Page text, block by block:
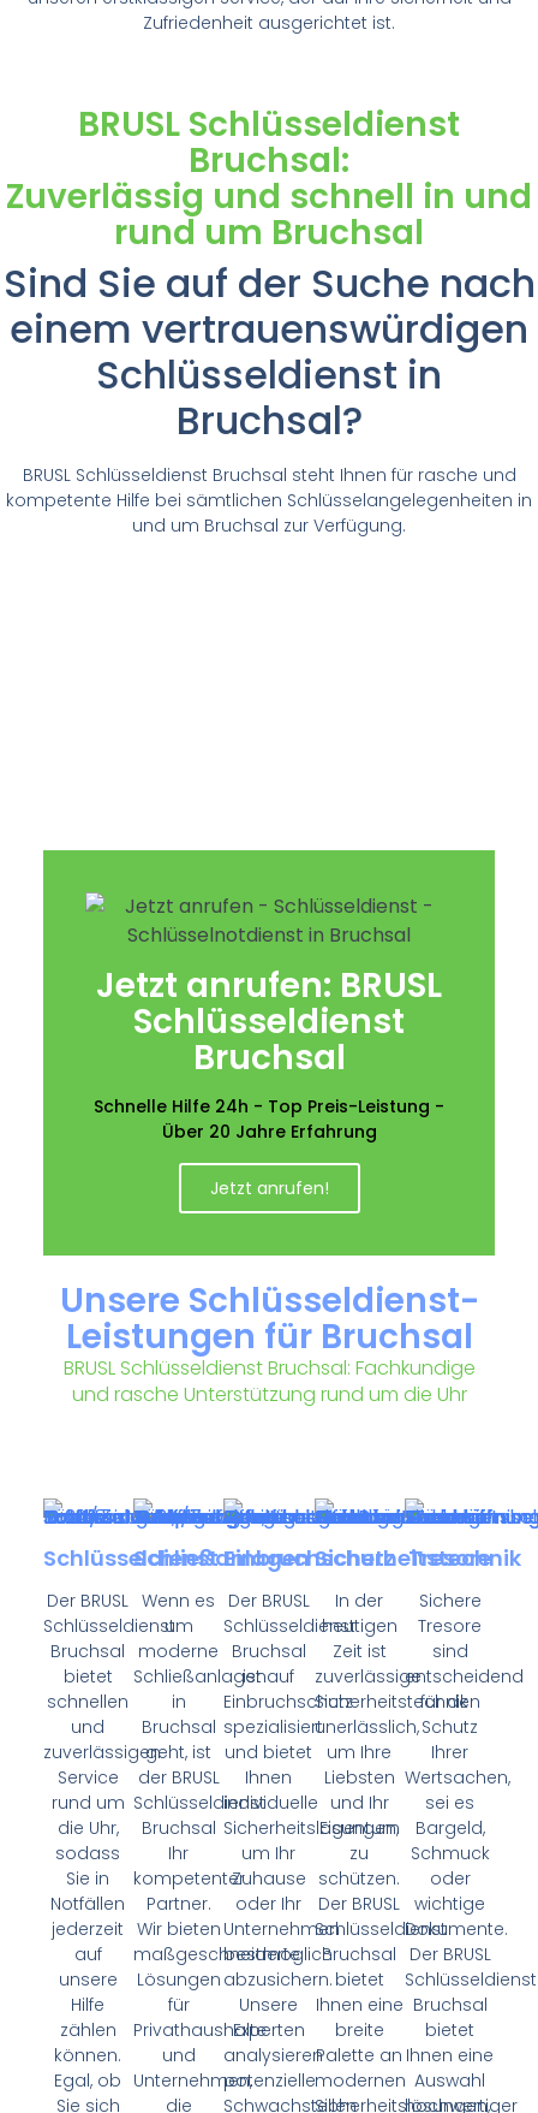
BRUSL Schlüsseldienst
Bruchsal:
Zuverlässig und schnell in und
rund um Bruchsal
Sind Sie auf der Suche nach
einem vertrauenswürdigen
Schlüsseldienst in
Bruchsal?
BRUSL Schlüsseldienst Bruchsal steht Ihnen für rasche und
kompetente Hilfe bei sämtlichen Schlüsselangelegenheiten in
und um Bruchsal zur Verfügung.
Zufriedenheit ausgerichtet ist.
Jetzt anrufen: BRUSL
Schlüsseldienst
Bruchsal
Schnelle Hilfe 24h - Top Preis-Leistung -
Über 20 Jahre Erfahrung
Jetzt anrufen!
Unsere Schlüsseldienst-
Leistungen für Bruchsal
BRUSL Schlüsseldienst Bruchsal: Fachkundige
und rasche Unterstützung rund um die Uhr
Schlüsseldienst
Der BRUSL
Schlüsseldienst
Bruchsal
bietet
schnellen
und
zuverlässigen
Service
rund um
die Uhr,
sodass
Sie in
Notfällen
jederzeit
auf
unsere
Hilfe
zählen
können.
Egal, ob
Sie sich
Schließanlagen
Wenn es
um
moderne
Schließanlagen
in
Bruchsal
geht, ist
der BRUSL
Schlüsseldienst
Bruchsal
Ihr
kompetenter
Partner.
Wir bieten
maßgeschneiderte
Lösungen
für
Privathaushalte
und
Unternehmen,
die
Einbruchschutz
Der BRUSL
Schlüsseldienst
Bruchsal
ist auf
Einbruchschutz
spezialisiert
und bietet
Ihnen
individuelle
Sicherheitslösungen,
um Ihr
Zuhause
oder Ihr
Unternehmen
bestmöglich
abzusichern.
Unsere
Experten
analysieren
potenzielle
Schwachstellen
Sicherheitstechnik
In der
heutigen
Zeit ist
zuverlässige
Sicherheitstechnik
unerlässlich,
um Ihre
Liebsten
und Ihr
Eigentum
zu
schützen.
Der BRUSL
Schlüsseldienst
Bruchsal
bietet
Ihnen eine
breite
Palette an
modernen
Sicherheitslösungen,
Tresore
Sichere
Tresore
sind
entscheidend
für den
Schutz
Ihrer
Wertsachen,
sei es
Bargeld,
Schmuck
oder
wichtige
Dokumente.
Der BRUSL
Schlüsseldienst
Bruchsal
bietet
Ihnen eine
Auswahl
hochwertiger